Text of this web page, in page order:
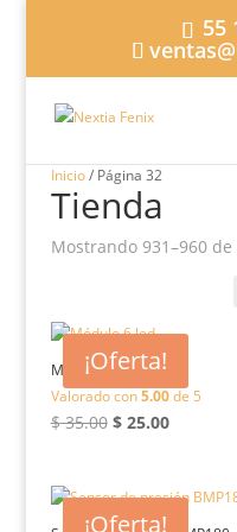
55
Inicio/ Página 32
Tienda
Mostrando 931–960
¡Oferta!
Módulo 6 led
Valorado con5.00de 5
$35.00 El
era:
$25.00El
es:
¡Oferta!